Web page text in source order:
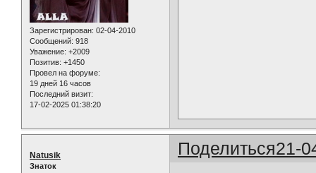
Зарегистрирован: 02-04-2010
Сообщений: 918
Уважение: +2009
Позитив: +1450
Провел на форуме:
19 дней 16 часов
Последний визит:
17-02-2025 01:38:20
Поделиться21-
Natusik
Знаток